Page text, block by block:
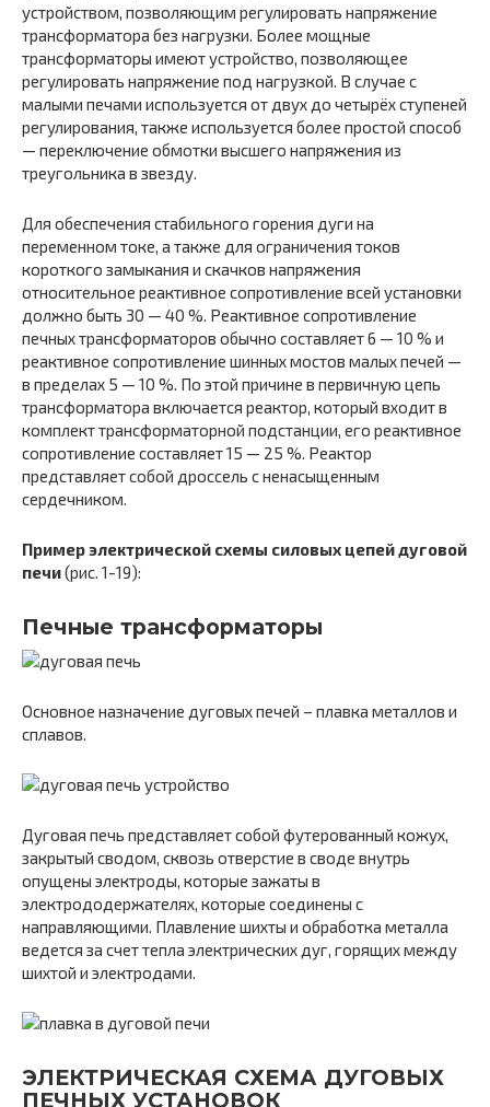
устройством, позволяющим регулировать напряжение
трансформатора без нагрузки. Более мощные
трансформаторы имеют устройство, позволяющее
регулировать напряжение под нагрузкой. В случае с
малыми печами используется от двух до четырёх ступеней
регулирования, также используется более простой способ
— переключение обмотки высшего напряжения из
треугольника в звезду.
Для обеспечения стабильного горения дуги на
переменном токе, а также для ограничения токов
короткого замыкания и скачков напряжения
относительное реактивное сопротивление всей установки
должно быть 30 — 40 %. Реактивное сопротивление
печных трансформаторов обычно составляет 6 — 10 % и
реактивное сопротивление шинных мостов малых печей —
в пределах 5 — 10 %. По этой причине в первичную цепь
трансформатора включается реактор, который входит в
комплект трансформаторной подстанции, его реактивное
сопротивление составляет 15 — 25 %. Реактор
представляет собой дроссель с ненасыщенным
сердечником.
Пример электрической схемы силовых цепей дуговой
печи(рис. 1-19):
Печные трансформаторы
Основное назначение дуговых печей – плавка металлов и
сплавов.
Дуговая печь представляет собой футерованный кожух,
закрытый сводом, сквозь отверстие в своде внутрь
опущены электроды, которые зажаты в
электрододержателях, которые соединены с
направляющими. Плавление шихты и обработка металла
ведется за счет тепла электрических дуг, горящих между
шихтой и электродами.
ЭЛЕКТРИЧЕСКАЯ СХЕМА ДУГОВЫХ
ПЕЧНЫХ УСТАНОВОК